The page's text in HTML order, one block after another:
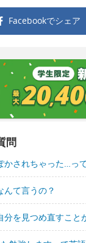
Facebookでシェア
問
かされちゃった…っ
んて言うの？
分を見つめ直すこと